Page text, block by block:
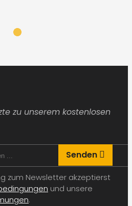
– Veranstaltungen für Kinder in
Freizeittipps Kinder in
zu unserem kostenlosen
Senden
zum Newsletter akzeptierst
und unsere
.